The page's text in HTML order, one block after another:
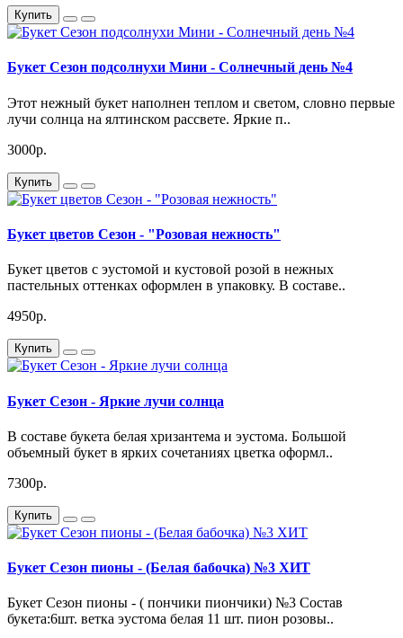
Купить
Букет Сезон подсолнухи Мини - Солнечный день №4
Этот нежный букет наполнен теплом и светом, словно первые
лучи солнца на ялтинском рассвете. Яркие п..
3000р.
Купить
Букет цветов Сезон - "Розовая нежность"
Букет цветов с эустомой и кустовой розой в нежных
пастельных оттенках оформлен в упаковку. В составе..
4950р.
Купить
Букет Сезон - Яркие лучи солнца
В составе букета белая хризантема и эустома. Большой
объемный букет в ярких сочетаниях цветка оформл..
7300р.
Купить
Букет Сезон пионы - (Белая бабочка) №3 ХИТ
Букет Сезон пионы - ( пончики пиончики) №3 Состав
букета:6шт. ветка эустома белая 11 шт. пион розовы..